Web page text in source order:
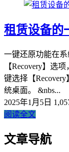
租赁设备的
一键还原功能在
【Recovery】选
键选择【
统桌面。 &nbs...
2025年1月5日
阅读全文
文章导航